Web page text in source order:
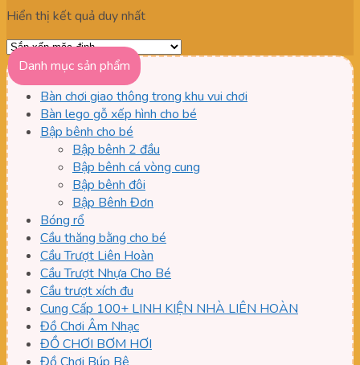
Hiển thị kết quả duy nhất
Danh mục sản phẩm
Bàn chơi giao thông trong khu vui chơi
Bàn lego gỗ xếp hình cho bé
Bập bênh cho bé
Bập bênh 2 đầu
Bập bênh cá vòng cung
Bập bênh đôi
Bập Bênh Đơn
Bóng rổ
Cầu thăng bằng cho bé
Cầu Trượt Liên Hoàn
Cầu Trượt Nhựa Cho Bé
Cầu trượt xích đu
Cung Cấp 100+ LINH KIỆN NHÀ LIÊN HOÀN
Đồ Chơi Âm Nhạc
ĐỒ CHƠI BƠM HƠI